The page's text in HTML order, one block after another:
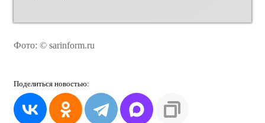
Фото: © sarinform.ru
Поделиться новостью: